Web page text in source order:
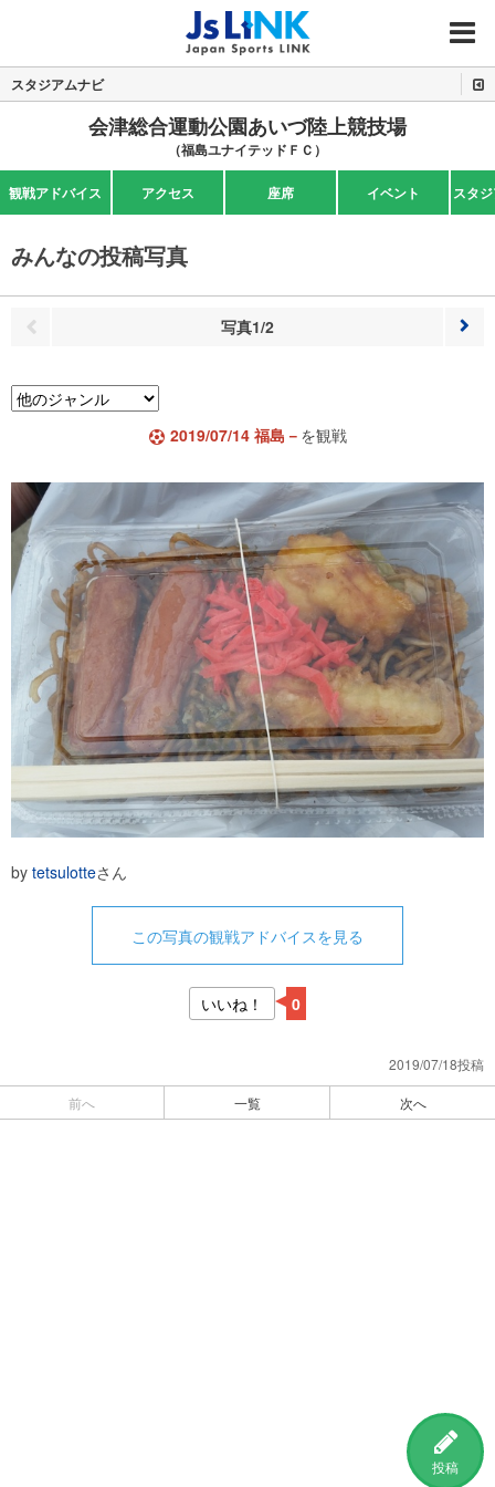
MENU
投稿
スタジアムナビ
会津総合運動公園あいづ陸上競技場
（福島ユナイテッドＦＣ）
観戦アドバイス アクセス 座席 イベント スタ
みんなの投稿写真
写真1/2
2019/07/14 福島－ を観戦
by tetsulotteさん
この写真の観戦アドバイスを見る
いいね！ 0
2019/07/18投稿
前へ 一覧 次へ